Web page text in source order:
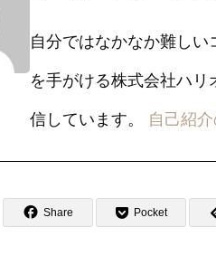
自分ではなかなか難し
を手がける株式会社ハ
信しています。 自己紹
Share Pocket